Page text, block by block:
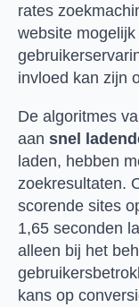
rates
website
invloed kan zijn
De algoritmes
aan snel
laden, hebben
zoekresultaten.
scorende sites
1,65 seconden
alleen bij het
kans op